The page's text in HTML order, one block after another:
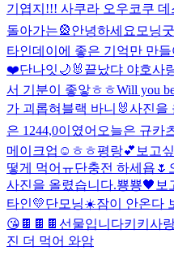
기엽지!!! 사쿠라 오우코쿠 데
돌아가는🎡안녕하세요 모닝
타인데이에 좋은 기억만 만
❤️단나잇🌙 🐰 끝났댜 야호사
서 기분이 좋앟ㅎㅎWill you
가 괴롭혀 블랙 바니🐰사진을
은 1244,0이였어 오늘은 규카
메이크업☺️ ㅎㅎ평랑💕 보고
떻게 먹어ㅠ단충전 하세욥🌷
사진을 올렸습니다.뿅뿅🖤 보
타인💛단모닝☀️잠이 안온다
😘 🍫🍫🍫선물입니다키키 사
진 더 먹어 와암